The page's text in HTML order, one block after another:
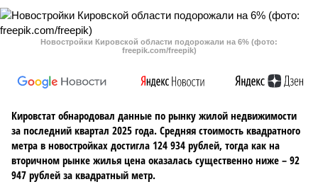
Новостройки Кировской области подорожали на 6% (фото:
freepik.com/freepik)
Кировстат обнародовал данные по рынку жилой недвижимости
за последний квартал 2025 года. Средняя стоимость квадратного
метра в новостройках достигла 124 934 рублей, тогда как на
вторичном рынке жилья цена оказалась существенно ниже – 92
947 рублей за квадратный метр.